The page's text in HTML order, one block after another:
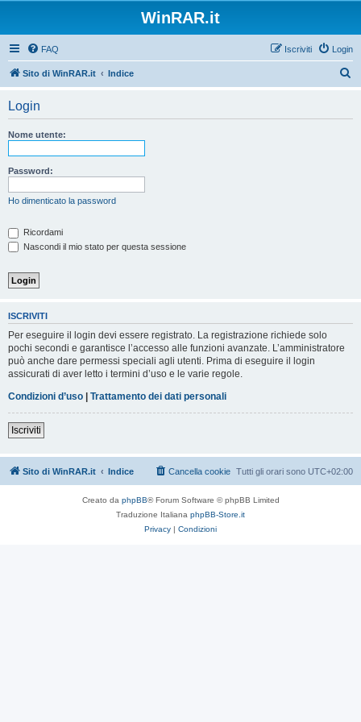
WinRAR.it
FAQ Login
Iscriviti
Sito di WinRAR.it Indice
Login
Nome utente:
Password:
Ho dimenticato la password
Ricordami
Nascondi il mio stato per questa sessione
ISCRIVITI
Per eseguire il login devi essere registrato. La registrazione richiede solo
pochi secondi e garantisce l’accesso alle funzioni avanzate. L’amministratore
può anche dare permessi speciali agli utenti. Prima di eseguire il login
assicurati di aver letto i termini d’uso e le varie regole.
Condizioni d’uso | Trattamento dei dati personali
Iscriviti
Sito di WinRAR.it Indice Tutti gli orari sono UTC+02:00
Cancella cookie
Creato da phpBB® Forum Software © phpBB Limited
Traduzione Italiana phpBB-Store.it
Privacy | Condizioni